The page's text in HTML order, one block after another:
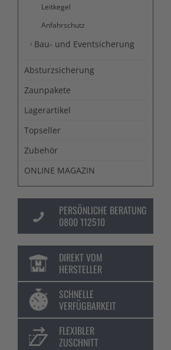
Leitkegel
Anfahrschutz
Bau- und Eventsicherung
Absturzsicherung
Zaunpakete
Lagerartikel
Topseller
Zubehör
ONLINE MAGAZIN
PERSÖNLICHE BERATUNG
0800 112510
DIREKT VOM
HERSTELLER
SCHNELLE
VERFÜGBARKEIT
FLEXIBLER
ZUSCHNITT